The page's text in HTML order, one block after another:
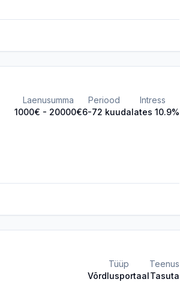
Laenusumma
1000€ - 20000€
Periood
6-72 kuud
Intress
alates 10.9%
Tüüp
Võrdlusportaal
Teenus
Tasuta